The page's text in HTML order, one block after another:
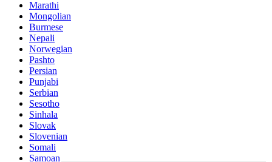
Marathi
Mongolian
Burmese
Nepali
Norwegian
Pashto
Persian
Punjabi
Serbian
Sesotho
Sinhala
Slovak
Slovenian
Somali
Samoan